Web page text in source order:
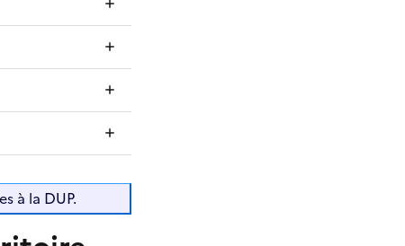
à la DUP.